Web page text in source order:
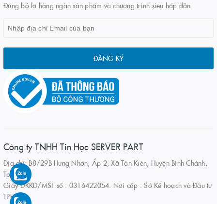
Đừng bỏ lỡ hàng ngàn sản phẩm và chương trình siêu hấp dẫn
ĐĂNG KÝ
Công ty TNHH Tin Học SERVER PART
Địa chỉ: B8/29B Hưng Nhơn, Ấp 2, Xã Tân Kiên, Huyện Bình Chánh,
Tp.HCM
Giấy ĐKKD/MST số : 0316422054. Nơi cấp : Sở Kế hoạch và Đầu tư
TPHCM